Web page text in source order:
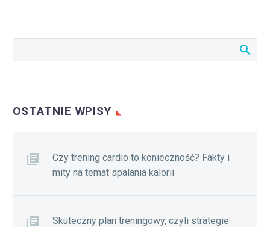
OSTATNIE WPISY
Czy trening cardio to konieczność? Fakty i
mity na temat spalania kalorii
Skuteczny plan treningowy, czyli strategie